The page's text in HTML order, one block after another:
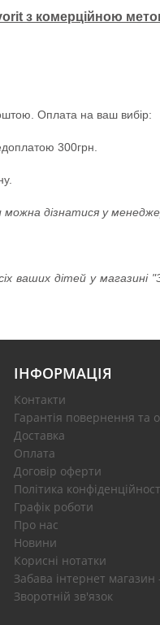
з комерційною
Оплата на ваш вибір:
300грн.
дізнатися у
ваших дітей у
ІНФОРМАЦІЯ
Контакти
Гарантія повернення та
Доставка
Оплата
Договір оферти
Політика
Графік роботи
Про нас
Новини
Корисні нотатки
Забава інтернет магазин
Зворотній зв'язок